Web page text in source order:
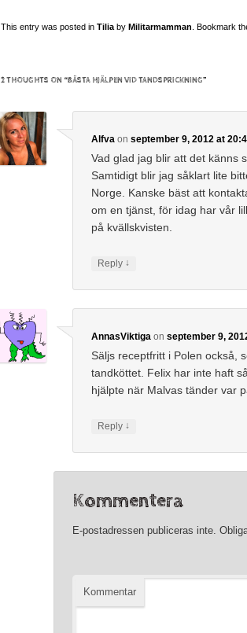
This entry was posted in Tilia by Militarmamman . Bookmark
2 THOUGHTS ON “BÄSTA HJÄLPEN VID TANDSPRICKNING”
Alfvaon september 9, 2012 at
Vad glad jag blir att det känns
Samtidigt blir jag såklart lite
Norge. Kanske bäst att
om en tjänst, för idag har vår
på kvällskvisten.
Reply ↓
AnnasViktigaon september 9,
Säljs receptfritt i Polen också,
tandköttet. Felix har inte haft
hjälpte när Malvas tänder var
Reply ↓
Kommentera
E-postadressen publiceras inte.
Kommentar